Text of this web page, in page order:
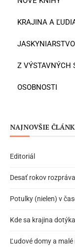
KRAJINA A
JASKYNIARSTVO
Z VÝSTAVNÝCH
OSOBNOSTI
NAJNOVŠIE
Editoriál
Desať rokov
Potulky (nielen) v
Kde sa krajina
Ľudové domy a